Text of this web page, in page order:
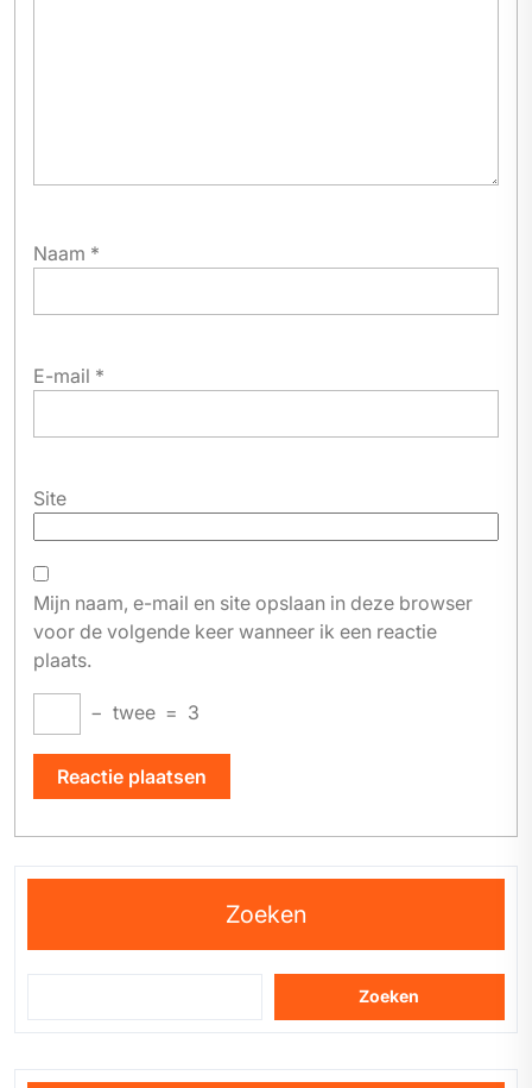
Naam *
E-mail *
Site
Mijn naam, e-mail en site opslaan in deze browser
voor de volgende keer wanneer ik een reactie
plaats.
− twee = 3
Zoeken
Zoeken